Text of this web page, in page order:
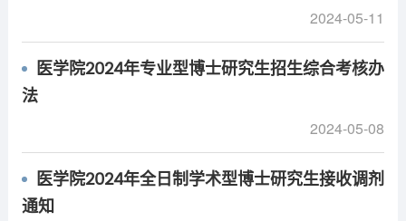
2024-05-11
医学院2024年专业型博士研究生招生综合考核办
法
2024-05-08
医学院2024年全日制学术型博士研究生接收调剂
通知